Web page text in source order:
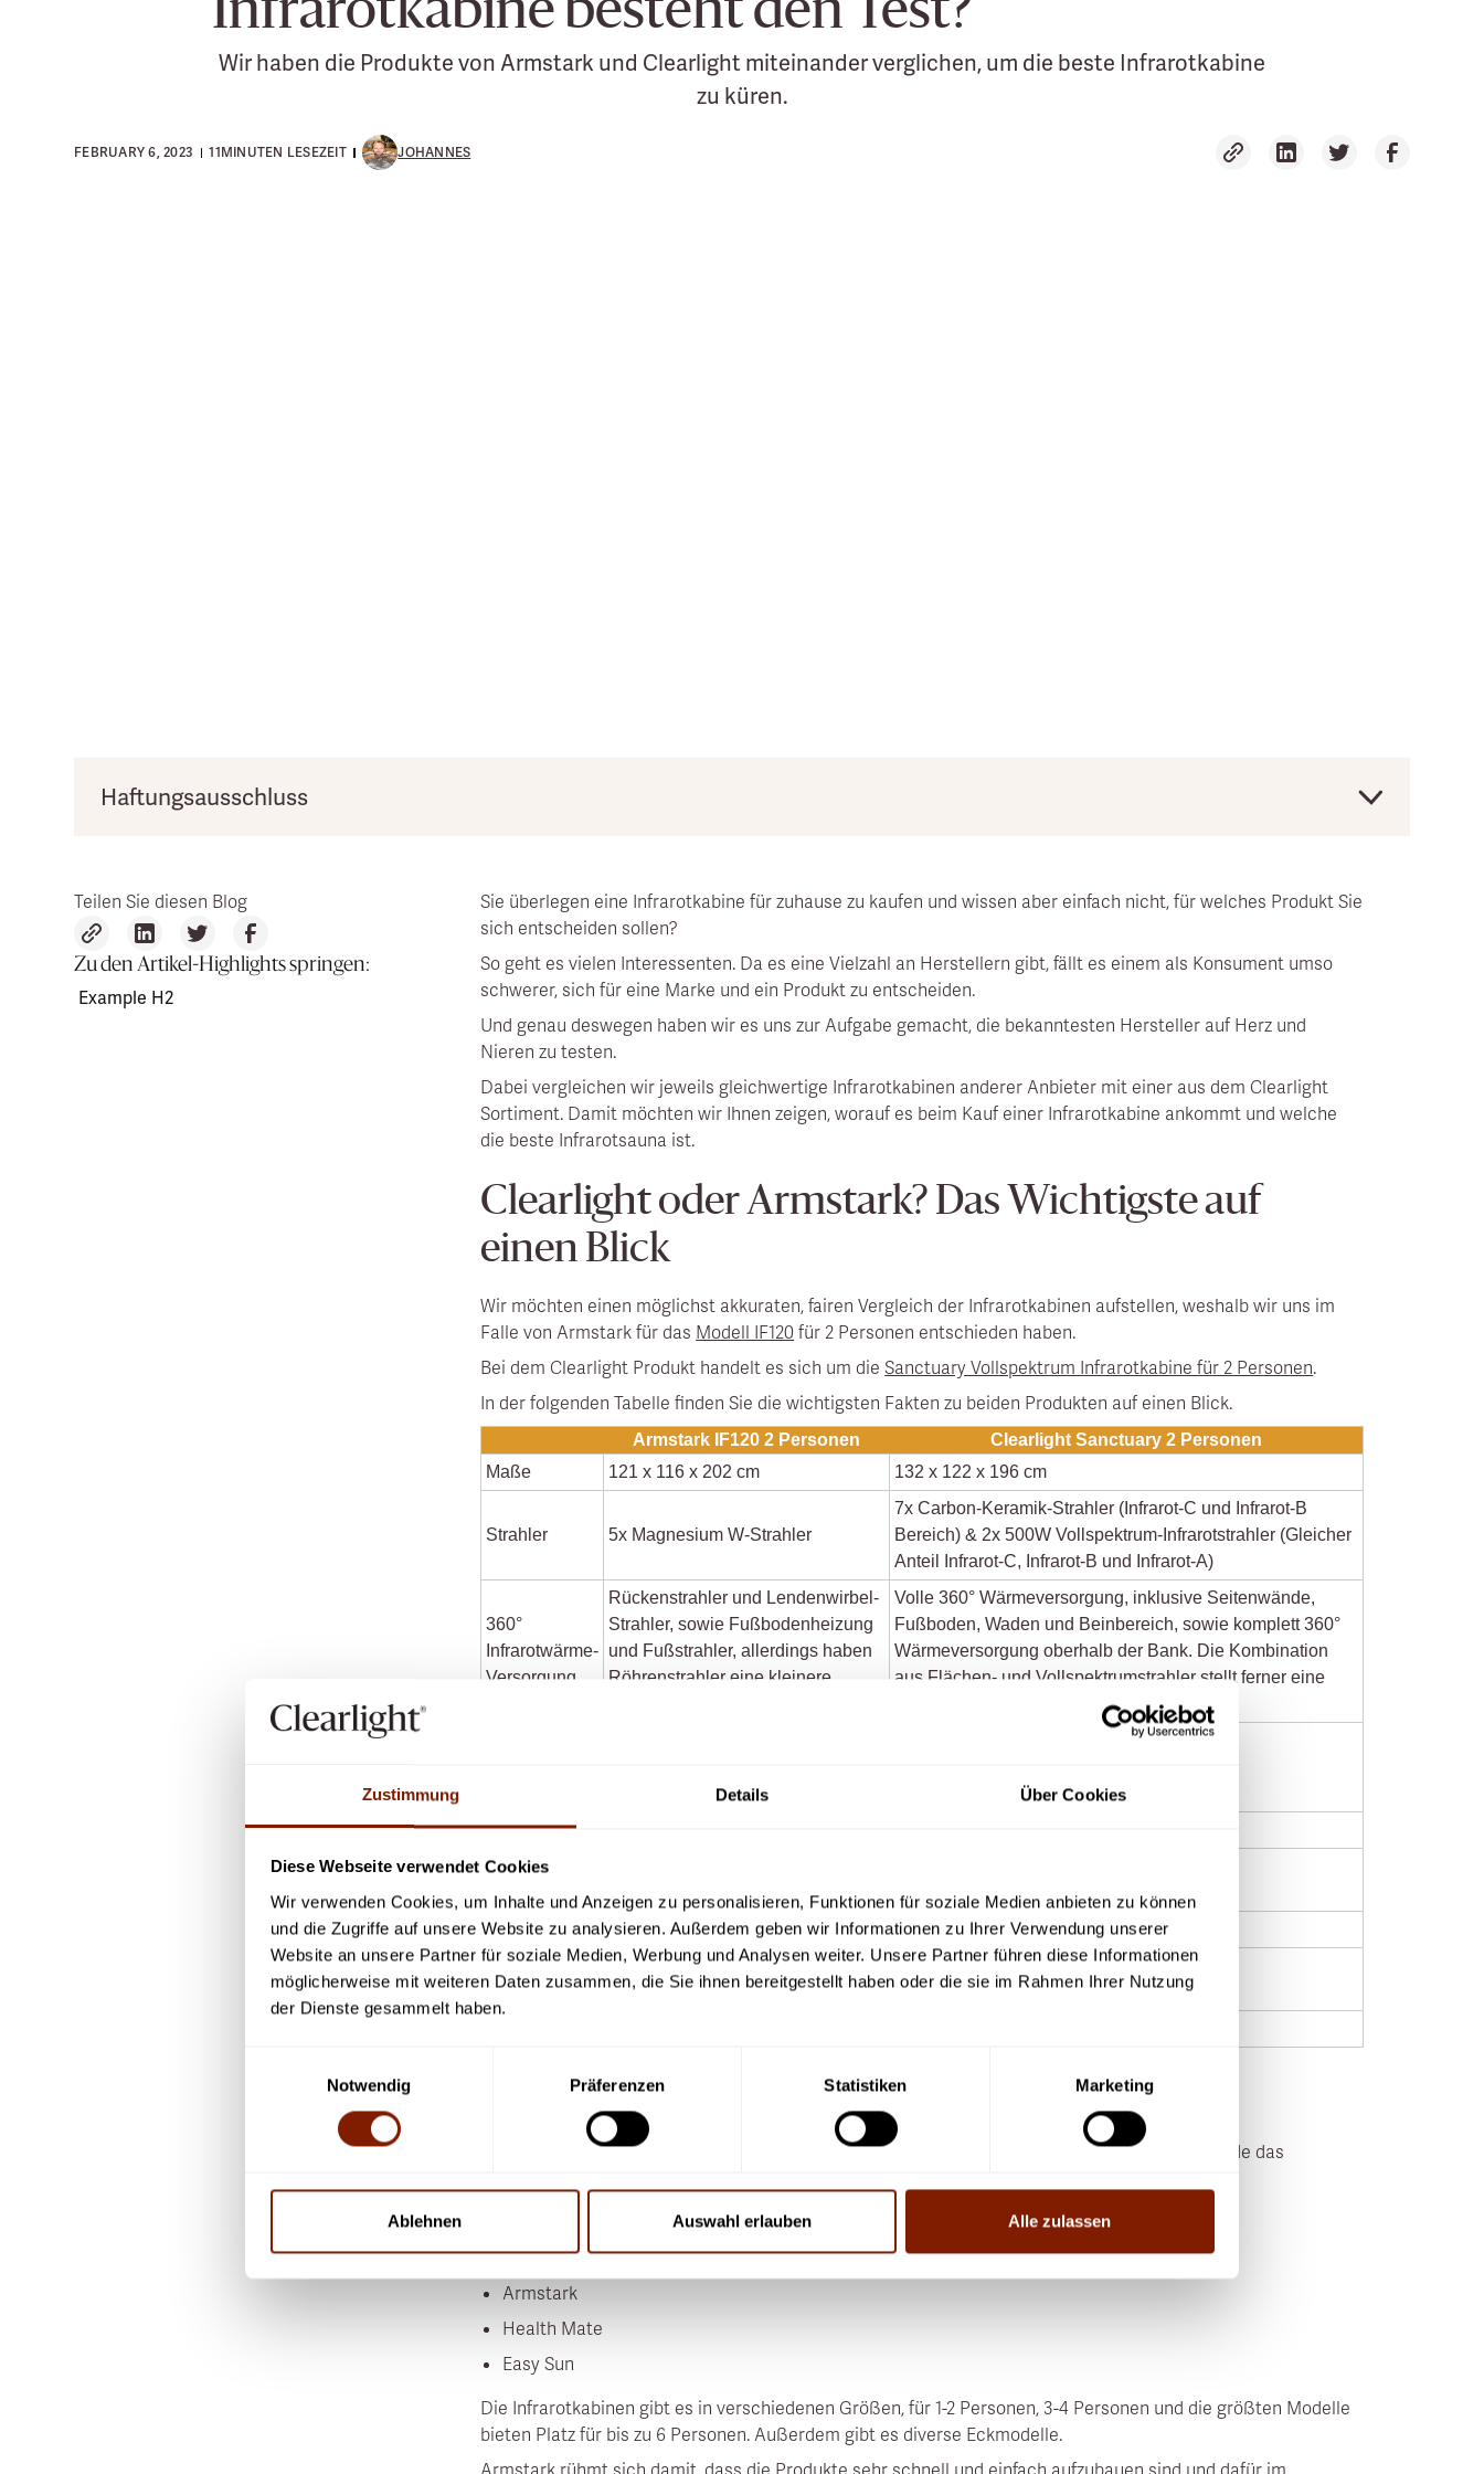
Zustimmung Details Über Cookies
Diese Webseite verwendet Cookies
Wir verwenden Cookies, um Inhalte und Anzeigen zu personalisieren, Funktionen für soziale Medien anbieten zu können
und die Zugriffe auf unsere Website zu analysieren. Außerdem geben wir Informationen zu Ihrer Verwendung unserer
Website an unsere Partner für soziale Medien, Werbung und Analysen weiter. Unsere Partner führen diese Informationen
möglicherweise mit weiteren Daten zusammen, die Sie ihnen bereitgestellt haben oder die sie im Rahmen Ihrer Nutzung
der Dienste gesammelt haben.
Notwendig
Präferenzen Statistiken Marketing
Ablehnen Auswahl erlauben Alle zulassen
Infrarotkabine besteht den Test?
Wir haben die Produkte von Armstark und Clearlight miteinander verglichen, um die beste Infrarotkabine
zu küren.
FEBRUARY 6, 2023 11MINUTEN LESEZEIT JOHANNES
Haftungsausschluss
Teilen Sie diesen Blog
Zu den Artikel-Highlights springen:
Example H2
Sie überlegen eine Infrarotkabine für zuhause zu kaufen und wissen aber einfach nicht, für welches Produkt Sie
sich entscheiden sollen?
So geht es vielen Interessenten. Da es eine Vielzahl an Herstellern gibt, fällt es einem als Konsument umso
schwerer, sich für eine Marke und ein Produkt zu entscheiden.
Und genau deswegen haben wir es uns zur Aufgabe gemacht, die bekanntesten Hersteller auf Herz und
Nieren zu testen.
Dabei vergleichen wir jeweils gleichwertige Infrarotkabinen anderer Anbieter mit einer aus dem Clearlight
Sortiment. Damit möchten wir Ihnen zeigen, worauf es beim Kauf einer Infrarotkabine ankommt und welche
die beste Infrarotsauna ist.
Clearlight oder Armstark? Das Wichtigste auf
einen Blick
Wir möchten einen möglichst akkuraten, fairen Vergleich der Infrarotkabinen aufstellen, weshalb wir uns im
Falle von Armstark für das Modell IF120 für 2 Personen entschieden haben.
Bei dem Clearlight Produkt handelt es sich um dieSanctuary Vollspektrum Infrarotkabine für 2 Personen.
In der folgenden Tabelle finden Sie die wichtigsten Fakten zu beiden Produkten auf einen Blick.
Armstark IF120 2 Personen
Clearlight Sanctuary 2 Personen
Maße
121 x 116 x 202 cm 132 x 122 x 196 cm
Strahler 5x Magnesium W-Strahler
7x Carbon-Keramik-Strahler (Infrarot-C und Infrarot-B
Bereich) & 2x 500W Vollspektrum-Infrarotstrahler (Gleicher
Anteil Infrarot-C, Infrarot-B und Infrarot-A)
360°
Infrarotwärme-
Versorgung
Rückenstrahler und Lendenwirbel‐
Strahler, sowie Fußbodenheizung
und Fußstrahler, allerdings haben
Röhrenstrahler eine kleinere
Volle 360° Wärmeversorgung, inklusive Seitenwände,
Fußboden, Waden und Beinbereich, sowie komplett 360°
Wärmeversorgung oberhalb der Bank. Die Kombination
aus Flächen- und Vollspektrumstrahler stellt ferner eine
ideale Wärmeversorgung dar.
Leistung
Holz
Hemlock-Tanne, FSC zertifiziert
Tür Glas Glas
Garantie
2 Jahre gesetzliche
Mängelhaftungsrecht
Lebenslang
Alles über Armstark
Die Firma Armstark war ursprünglich dafür bekannt, Whirlpools zu vertreiben. Mittlerweile wurde das
Zu letzteren gibt es 4 Produktserien:
Infinity
Armstark
Health Mate
Easy Sun
Die Infrarotkabinen gibt es in verschiedenen Größen, für 1-2 Personen, 3-4 Personen und die größten Modelle
bieten Platz für bis zu 6 Personen. Außerdem gibt es diverse Eckmodelle.